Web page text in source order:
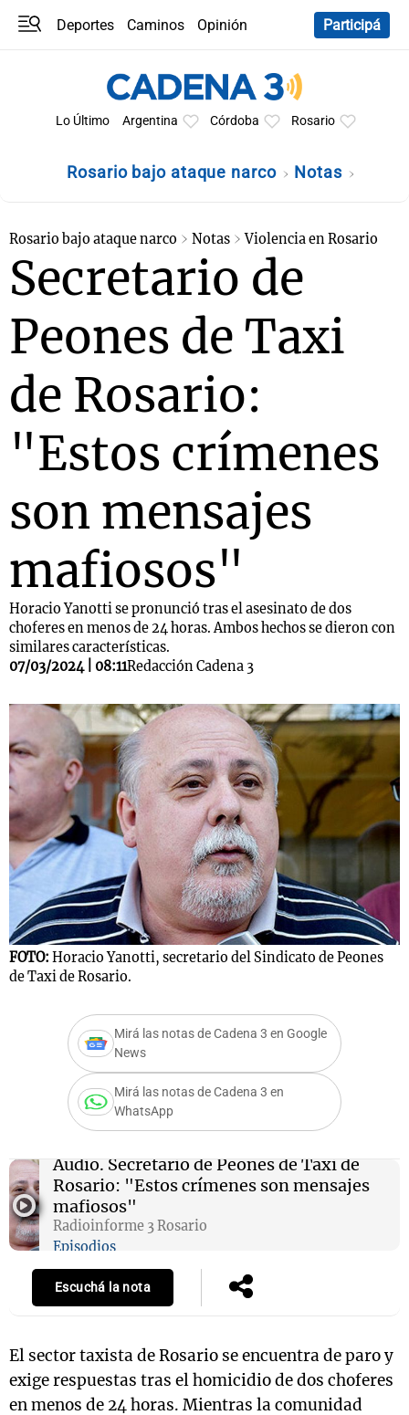
Deportes Caminos
Opinión
Participá
Lo Último Argentina Córdoba Rosario
Rosario bajo ataque narco Notas
Rosario bajo ataque narco Notas Violencia en Rosario
Secretario de
Peones de Taxi
de Rosario:
"Estos crímenes
son mensajes
mafiosos"
Horacio Yanotti se pronunció tras el asesinato de dos
choferes en menos de 24 horas. Ambos hechos se dieron con
similares características.
07/03/2024 | 08:11Redacción Cadena 3
FOTO: Horacio Yanotti, secretario del Sindicato de Peones
de Taxi de Rosario.
Mirá las notas de Cadena 3 en Google
News
Mirá las notas de Cadena 3 en
WhatsApp
Audio. Secretario de Peones de Taxi de
Rosario: "Estos crímenes son mensajes
mafiosos"
Radioinforme 3 Rosario
Episodios
Escuchá la nota
El sector taxista de Rosario se encuentra de paro y
exige respuestas tras el homicidio de dos choferes
en menos de 24 horas. Mientras la comunidad
Notas
Mundial 2026
Notas
La Sole en
Cadena 3